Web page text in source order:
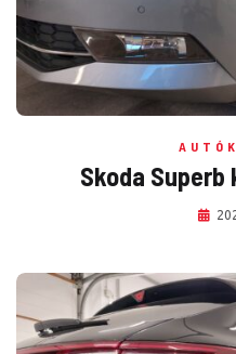
Skoda